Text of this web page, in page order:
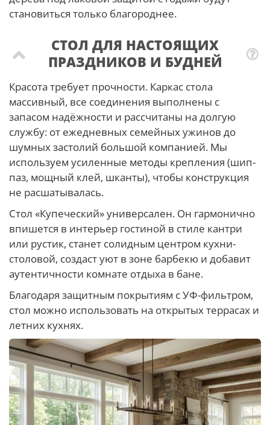
становиться только благороднее.
СТОЛ ДЛЯ НАСТОЯЩИХ
ПРАЗДНИКОВ И БУДНЕЙ
Красота требует прочности. Каркас стола
массивный, все соединения выполнены с
запасом надёжности и рассчитаны на долгую
службу: от ежедневных семейных ужинов до
шумных застолий большой компанией. Мы
используем усиленные методы крепления (шип-
паз, мощный клей, шканты), чтобы конструкция
не расшатывалась.
Стол «Купеческий» универсален. Он гармонично
впишется в интерьер гостиной в стиле кантри
или рустик, станет солидным центром кухни-
столовой, создаст уют в зоне барбекю и добавит
аутентичности комнате отдыха в бане.
Благодаря защитным покрытиям с УФ-фильтром,
стол можно использовать на открытых террасах и
летних кухнях.